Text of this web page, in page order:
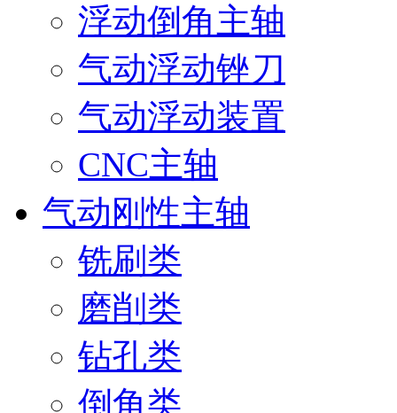
浮动倒角主轴
气动浮动锉刀
气动浮动装置
CNC主轴
气动刚性主轴
铣刷类
磨削类
钻孔类
倒角类